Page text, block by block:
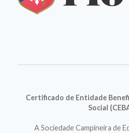
Certificado de Entidade
Social
A Sociedade Campineira de